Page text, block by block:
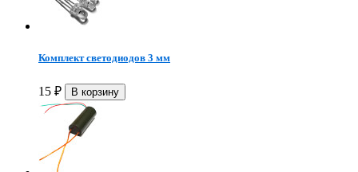
Комплект светодиодов 3 мм
15 ₽